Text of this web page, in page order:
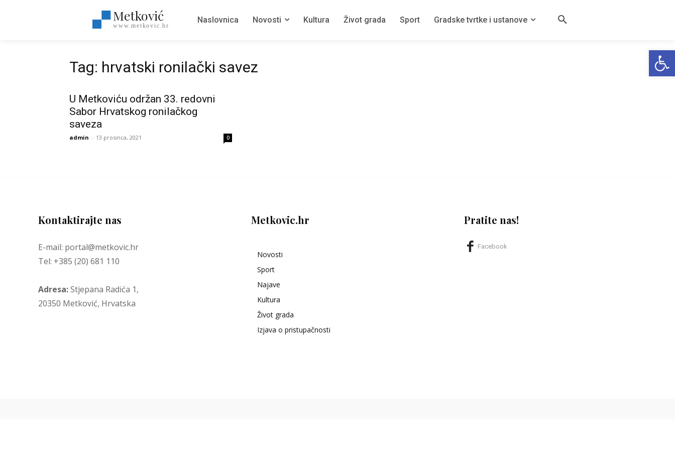
Metković
www.metkovic.hr
Naslovnica Novosti Kultura Život grada Sport Gradske tvrtke i ustanove
Tag: hrvatski ronilački savez
U Metkoviću održan 33. redovni
Sabor Hrvatskog ronilačkog
saveza
admin - 13 prosinca, 2021 0
Kontaktirajte nas
E-mail: portal@metkovic.hr
Tel: +385 (20) 681 110
Adresa:Stjepana Radića 1,
20350 Metković, Hrvatska
Metkovic.hr
Novosti
Sport
Najave
Kultura
Život grada
Izjava o pristupačnosti
Pratite nas!
Facebook